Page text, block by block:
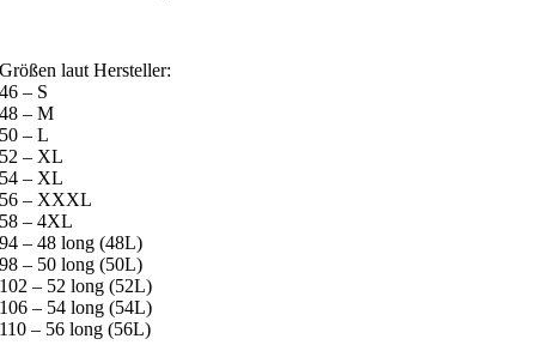
Größen laut Hersteller:
46 – S
48 – M
50 – L
52 – XL
54 – XL
56 – XXXL
58 – 4XL
94 – 48 long (48L)
98 – 50 long (50L)
102 – 52 long (52L)
106 – 54 long (54L)
110 – 56 long (56L)